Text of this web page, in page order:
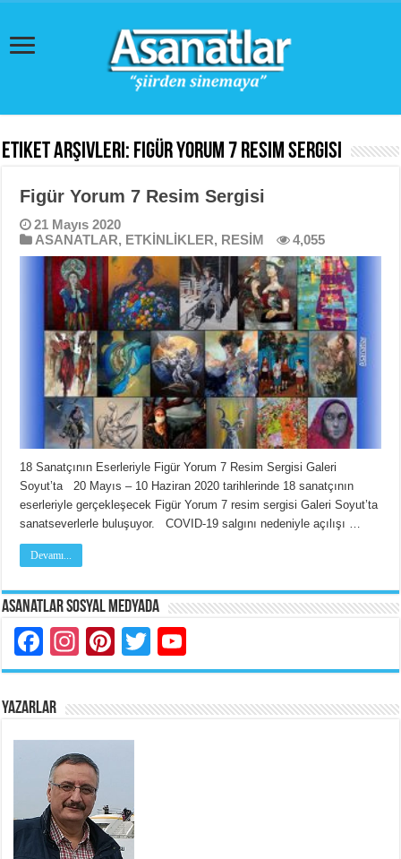
Etiket Arşivleri: Figür Yorum 7 Resim Sergisi
Figür Yorum 7 Resim Sergisi
21 Mayıs 2020
ASANATLAR, ETKİNLİKLER, RESİM 4,055
18 Sanatçının Eserleriyle Figür Yorum 7 Resim Sergisi Galeri
Soyut’ta 20 Mayıs – 10 Haziran 2020 tarihlerinde 18 sanatçının
eserleriyle gerçekleşecek Figür Yorum 7 resim sergisi Galeri Soyut’ta
sanatseverlerle buluşuyor. COVID-19 salgını nedeniyle açılışı …
Devamı...
Asanatlar Sosyal Medyada
Facebook
Instagram
Pinterest
Twitter
YAZARLAR